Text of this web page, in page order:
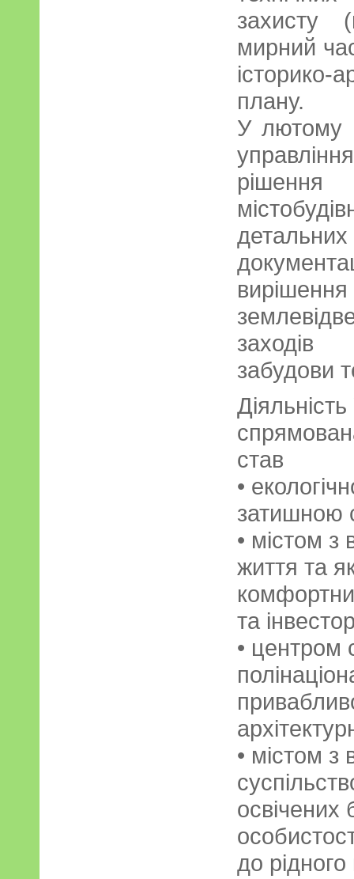
захисту
мирний
історико-
плану.
У лютому
забудови
став
•
затишною
• містом з
життя та
та
• центром
• містом з
освічених
до